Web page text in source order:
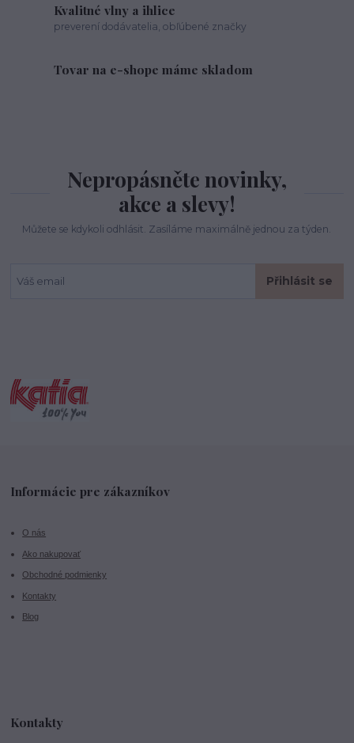
Kvalitné vlny a ihlice
preverení dodávatelia, obľúbené značky
Tovar na e-shope máme skladom
Nepropásněte novinky,
akce a slevy!
Můžete se kdykoli odhlásit. Zasíláme maximálně jednou za týden.
Přihlásit se
Informácie pre zákazníkov
O nás
Ako nakupovať
Obchodné podmienky
Kontakty
Blog
Kontakty